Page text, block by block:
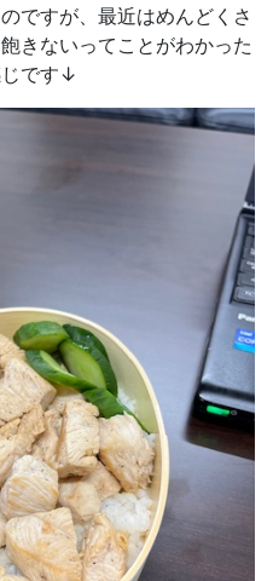
ですが、最近はめんどくさ
きないってことがわかった
じです↓